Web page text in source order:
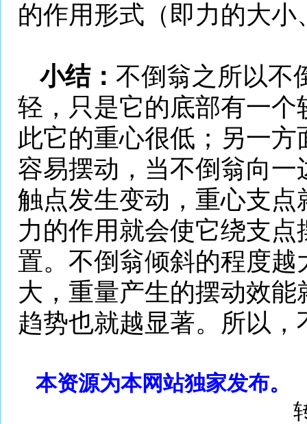
的作用形式（即力的大
小结： 不倒翁之所以不
轻，只是它的底部有一
此它的重心很低；另一
容易摆动，当不倒翁向
触点发生变动，重心支
力的作用就会使它绕支
置。不倒翁倾斜的程度
大，重量产生的摆动效
趋势也就越显著。所以，
本资源为本网站独家发布。